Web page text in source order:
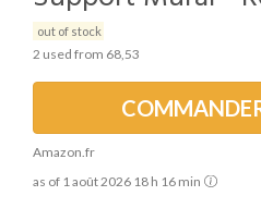
out of stock
2 used from 68,53
Amazon.fr
as of 1 août 2026 18 h 16 min